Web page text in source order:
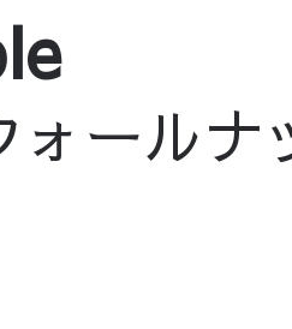
ール